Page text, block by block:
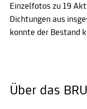
Einzelfotos zu 19
Dichtungen aus
konnte der Bestand
Über das